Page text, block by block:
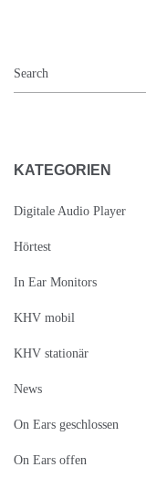
KATEGORIEN
Digitale Audio Player
Hörtest
In Ear Monitors
KHV mobil
KHV stationär
News
On Ears geschlossen
On Ears offen